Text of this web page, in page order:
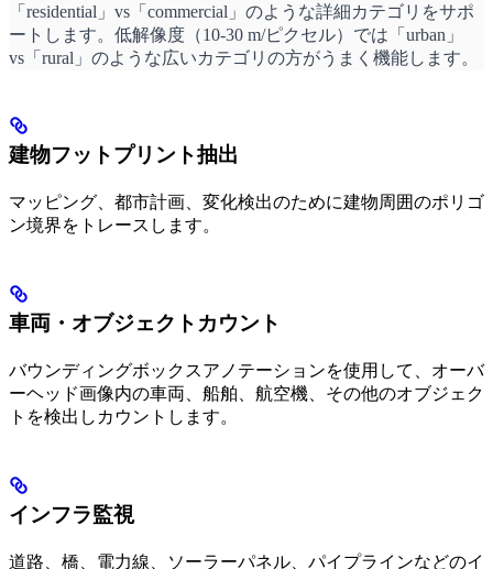
「residential」vs「commercial」のような詳細カテゴリをサポ
ートします。低解像度（10-30 m/ピクセル）では「urban」
vs「rural」のような広いカテゴリの方がうまく機能します。
建物フットプリント抽出
マッピング、都市計画、変化検出のために建物周囲のポリゴ
ン境界をトレースします。
車両・オブジェクトカウント
バウンディングボックスアノテーションを使用して、オーバ
ーヘッド画像内の車両、船舶、航空機、その他のオブジェク
トを検出しカウントします。
インフラ監視
道路、橋、電力線、ソーラーパネル、パイプラインなどのイ